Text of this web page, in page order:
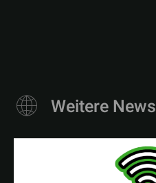
Weitere News